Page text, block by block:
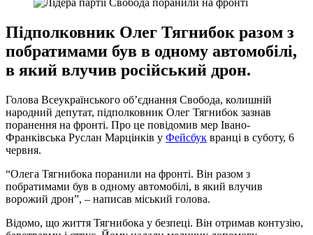
Підполковник Олег Тягнибок разом з
побратимами був в одному автомобілі,
в який влучив російський дрон.
Голова Всеукраїнського об’єднання Свобода, колишній
народний депутат, підполковник Олег Тягнибок зазнав
поранення на фронті. Про це повідомив мер Івано-
Франківська Руслан Марцінків у Фейсбук вранці в суботу, 6
червня.
“Олега Тягнибока поранили на фронті. Він разом з
побратимами був в одному автомобілі, в який влучив
ворожий дрон”, – написав міський голова.
Відомо, що життя Тягнибока у безпеці. Він отримав контузію,